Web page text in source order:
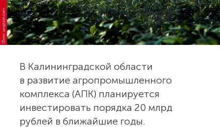
Фото: unsplash.com
В Калининградской области
в развитие агропромышленного
комплекса (АПК) планируется
инвестировать порядка 20 млрд
рублей в ближайшие годы.